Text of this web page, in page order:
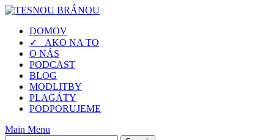
Skip
contentDOMOV
✓ AKO NA TO
O NÁS
PODCAST
BLOG
MODLITBY
PLAGÁTY
PODPORUJEME
Main Menu